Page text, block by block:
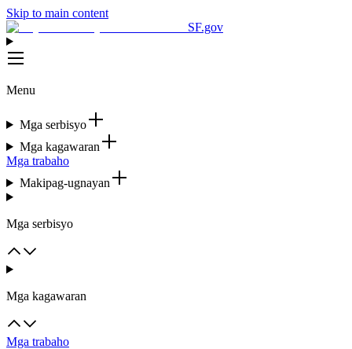
Skip to main content
SF.gov
Menu
Mga serbisyo
Mga kagawaran
Mga trabaho
Makipag-ugnayan
Mga serbisyo
Mga kagawaran
Mga trabaho